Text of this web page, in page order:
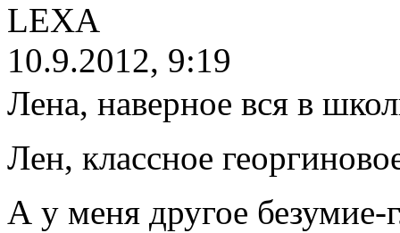
LEXA
10.9.2012, 9:19
Лена, наверное вся в
Лен, классное
А у меня другое безумие-